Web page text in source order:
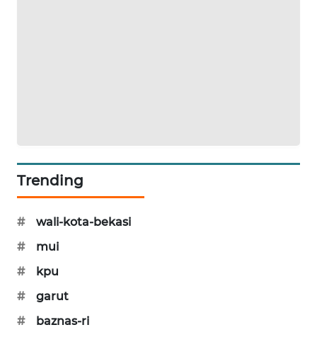
Trending
#
wali-kota-bekasi
#
mui
#
kpu
#
garut
#
baznas-ri